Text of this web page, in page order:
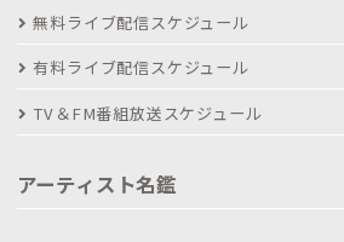
無料ライブ配信スケジュール
有料ライブ配信スケジュール
TV＆FM番組放送スケジュール
アーティスト名鑑